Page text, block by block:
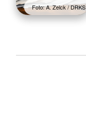
Foto: A. Zelck / DRKS